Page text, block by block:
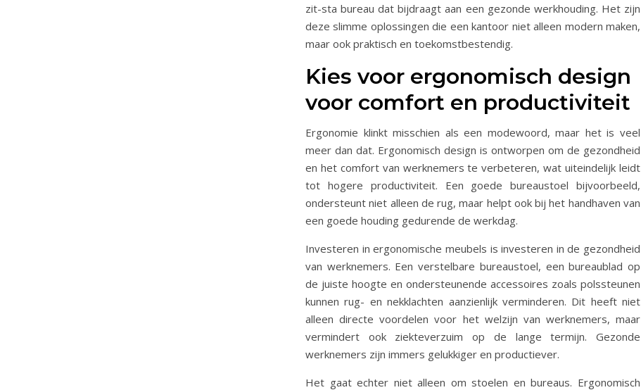
zit-sta bureau dat bijdraagt aan een gezonde werkhouding. Het zijn
deze slimme oplossingen die een kantoor niet alleen modern maken,
maar ook praktisch en toekomstbestendig.
Kies voor ergonomisch design
voor comfort en productiviteit
Ergonomie klinkt misschien als een modewoord, maar het is veel
meer dan dat. Ergonomisch design is ontworpen om de gezondheid
en het comfort van werknemers te verbeteren, wat uiteindelijk leidt
tot hogere productiviteit. Een goede bureaustoel bijvoorbeeld,
ondersteunt niet alleen de rug, maar helpt ook bij het handhaven van
een goede houding gedurende de werkdag.
Investeren in ergonomische meubels is investeren in de gezondheid
van werknemers. Een verstelbare bureaustoel, een bureaublad op
de juiste hoogte en ondersteunende accessoires zoals polssteunen
kunnen rug- en nekklachten aanzienlijk verminderen. Dit heeft niet
alleen directe voordelen voor het welzijn van werknemers, maar
vermindert ook ziekteverzuim op de lange termijn. Gezonde
werknemers zijn immers gelukkiger en productiever.
Het gaat echter niet alleen om stoelen en bureaus. Ergonomisch